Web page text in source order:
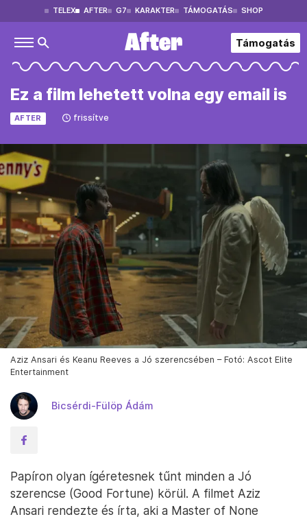
TELEX AFTER G7 KARAKTER TÁMOGATÁS SHOP
Támogatás
Ez a film lehetett volna egy email is
AFTER frissítve
Aziz Ansari és Keanu Reeves a Jó szerencsében – Fotó: Ascot Elite
Entertainment
Bicsérdi-Fülöp Ádám
Papíron olyan ígéretesnek tűnt minden a Jó
szerencse (Good Fortune) körül. A filmet Aziz
Ansari rendezte és írta, aki a Master of None